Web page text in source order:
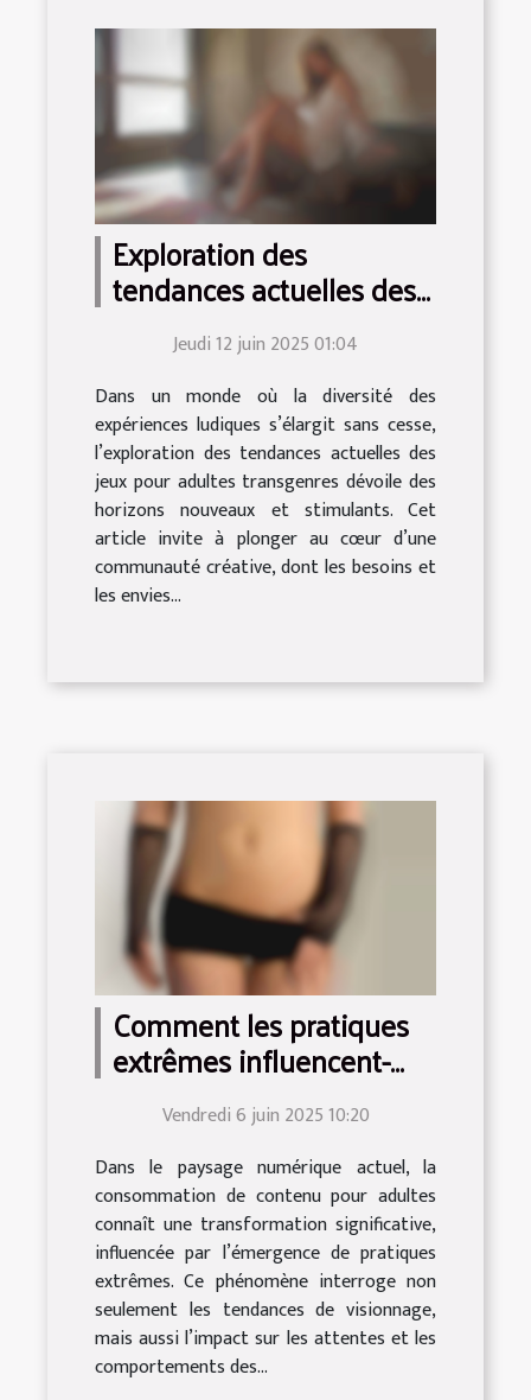
Exploration des
tendances actuelles des
jeux pour adultes
transgenres
Jeudi 12 juin 2025 01:04
Dans un monde où la diversité des
expériences ludiques s’élargit sans cesse,
l’exploration des tendances actuelles des
jeux pour adultes transgenres dévoile des
horizons nouveaux et stimulants. Cet
article invite à plonger au cœur d’une
communauté créative, dont les besoins et
les envies...
Comment les pratiques
extrêmes influencent-
elles la consommation de
contenu pour adultes ?
Vendredi 6 juin 2025 10:20
Dans le paysage numérique actuel, la
consommation de contenu pour adultes
connaît une transformation significative,
influencée par l’émergence de pratiques
extrêmes. Ce phénomène interroge non
seulement les tendances de visionnage,
mais aussi l’impact sur les attentes et les
comportements des...